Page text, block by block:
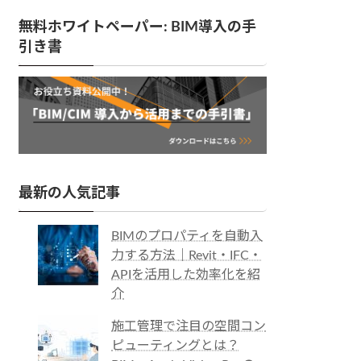
無料ホワイトペーパー: BIM導入の手
引き書
最新の人気記事
BIMのプロパティを自動入
力する方法｜Revit・IFC・
APIを活用した効率化を紹
介
施工管理で注目の空間コン
ピューティングとは？